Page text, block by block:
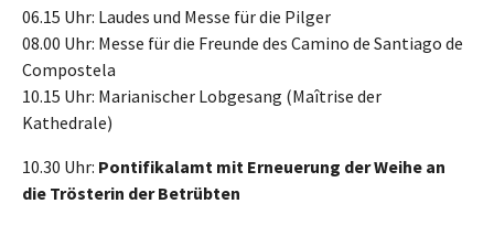
06.15 Uhr: Laudes und Messe für die Pilger
08.00 Uhr: Messe für die Freunde des Camino de Santiago de
Compostela
10.15 Uhr: Marianischer Lobgesang (Maîtrise der
Kathedrale)
10.30 Uhr: Pontifikalamt mit Erneuerung der Weihe an
die Trösterin der Betrübten